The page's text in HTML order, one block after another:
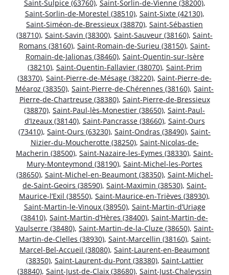
Saint-Sulpice (63760), Saint-Sorlin-de-Vienne (38200),
Saint-Sorlin-de-Morestel (38510), Saint-Sixte (42130),
Saint-Siméon-de-Bressieux (38870), Saint-Sébastien
(38710), Saint-Savin (38300), Saint-Sauveur (38160), Saint-
Romans (38160), Saint-Romain-de-Surieu (38150), Saint-
Romain-de-Jalionas (38460), Saint-Quentin-sur-Isère
(38210), Saint-Quentin-Fallavier (38070), Saint-Prim
(38370), Saint-Pierre-de-Mésage (38220), Saint-Pierre-de-
Méaroz (38350), Saint-Pierre-de-Chérennes (38160), Saint-
Pierre-de-Chartreuse (38380), Saint-Pierre-de-Bressieux
(38870), Saint-Paul-lès-Monestier (38650), Saint-Paul-
d’Izeaux (38140), Saint-Pancrasse (38660), Saint-Ours
(73410), Saint-Ours (63230), Saint-Ondras (38490), Saint-
Nizier-du-Moucherotte (38250), Saint-Nicolas-de-
Macherin (38500), Saint-Nazaire-les-Eymes (38330), Saint-
Mury-Monteymond (38190), Saint-Michel-les-Portes
(38650), Saint-Michel-en-Beaumont (38350), Saint-Michel-
de-Saint-Geoirs (38590), Saint-Maximin (38530), Saint-
Maurice-l’Exil (38550), Saint-Maurice-en-Trièves (38930),
Saint-Martin-le-Vinoux (38950), Saint-Martin-d’Uriage
(38410), Saint-Martin-d’Hères (38400), Saint-Martin-de-
Vaulserre (38480), Saint-Martin-de-la-Cluze (38650), Saint-
Martin-de-Clelles (38930), Saint-Marcellin (38160), Saint-
Marcel-Bel-Accueil (38080), Saint-Laurent-en-Beaumont
(38350), Saint-Laurent-du-Pont (38380), Saint-Lattier
(38840), Saint-Just-de-Claix (38680), Saint-Just-Chaleyssin